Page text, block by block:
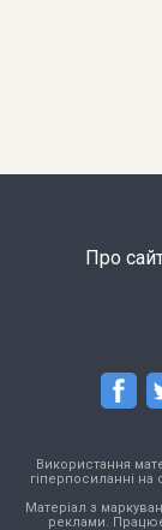
Про
Використання
гіперпосиланні на
Матеріал з
реклами.